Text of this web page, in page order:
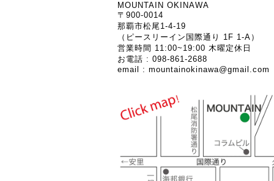
MOUNTAIN OKINAWA
〒900-0014
那覇市松尾1-4-19
（ピースリーイン国際通り 1F 1-A）
営業時間 11:00~19:00 木曜定休日
お電話 : 098-861-2688
email : mountainokinawa@gmail.com